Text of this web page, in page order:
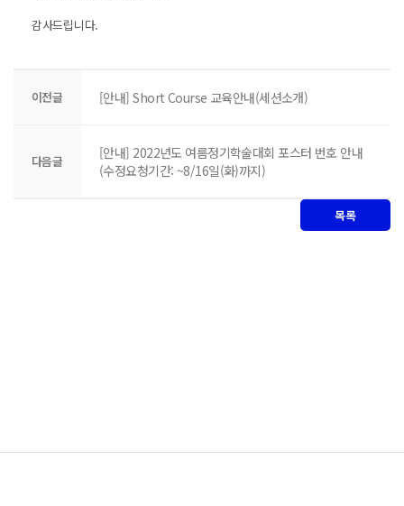
감사드립니다.
이전글 [안내] Short Course 교육안내(세션소개)
다음글
[안내] 2022년도 여름정기학술대회 포스터 번호 안내
(수정요청기간: ~8/16일(화)까지)
목록